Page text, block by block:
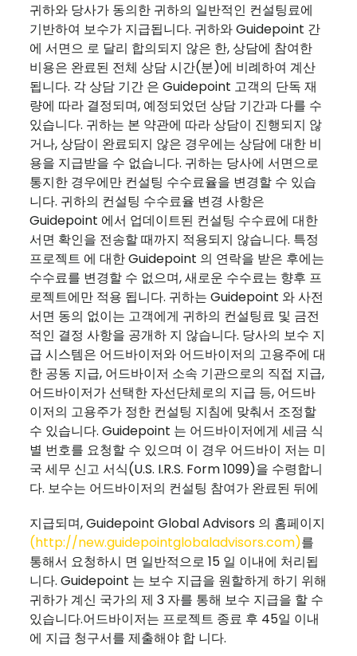
귀하와 당사가 동의한 귀하의 일반적인 컨설팅료에
기반하여 보수가 지급됩니다. 귀하와 Guidepoint 간
에 서면으 로 달리 합의되지 않은 한, 상담에 참여한
비용은 완료된 전체 상담 시간(분)에 비례하여 계산
됩니다. 각 상담 기간 은 Guidepoint 고객의 단독 재
량에 따라 결정되며, 예정되었던 상담 기간과 다를 수
있습니다. 귀하는 본 약관에 따라 상담이 진행되지 않
거나, 상담이 완료되지 않은 경우에는 상담에 대한 비
용을 지급받을 수 없습니다. 귀하는 당사에 서면으로
통지한 경우에만 컨설팅 수수료율을 변경할 수 있습
니다. 귀하의 컨설팅 수수료율 변경 사항은
Guidepoint 에서 업데이트된 컨설팅 수수료에 대한
서면 확인을 전송할 때까지 적용되지 않습니다. 특정
프로젝트 에 대한 Guidepoint 의 연락을 받은 후에는
수수료를 변경할 수 없으며, 새로운 수수료는 향후 프
로젝트에만 적용 됩니다. 귀하는 Guidepoint 와 사전
서면 동의 없이는 고객에게 귀하의 컨설팅료 및 금전
적인 결정 사항을 공개하 지 않습니다. 당사의 보수 지
급 시스템은 어드바이저와 어드바이저의 고용주에 대
한 공동 지급, 어드바이저 소속 기관으로의 직접 지급,
어드바이저가 선택한 자선단체로의 지급 등, 어드바
이저의 고용주가 정한 컨설팅 지침에 맞춰서 조정할
수 있습니다. Guidepoint 는 어드바이저에게 세금 식
별 번호를 요청할 수 있으며 이 경우 어드바이 저는 미
국 세무 신고 서식(U.S. I.R.S. Form 1099)을 수령합니
다. 보수는 어드바이저의 컨설팅 참여가 완료된 뒤에
지급되며, Guidepoint Global Advisors 의 홈페이지
(http://new.guidepointglobaladvisors.com)를
통해서 요청하시 면 일반적으로 15 일 이내에 처리됩
니다. Guidepoint 는 보수 지급을 원할하게 하기 위해
귀하가 계신 국가의 제 3 자를 통해 보수 지급을 할 수
있습니다.어드바이저는 프로젝트 종료 후 45일 이내
에 지급 청구서를 제출해야 합 니다.